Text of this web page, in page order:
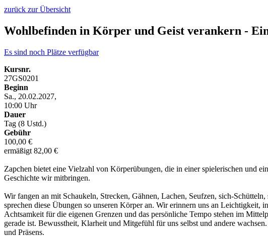
zurück zur Übersicht
Wohlbefinden in Körper und Geist verankern -
Es sind noch Plätze verfügbar
Kursnr.
27GS0201
Beginn
Sa., 20.02.2027,
10:00 Uhr
Dauer
Tag (8 Ustd.)
Gebühr
100,00 €
ermäßigt 82,00 €
Zapchen bietet eine Vielzahl von Körperübungen, die in einer spielerischen und
Geschichte wir mitbringen.
Wir fangen an mit Schaukeln, Strecken, Gähnen, Lachen, Seufzen, sich-
sprechen diese Übungen so unseren Körper an. Wir erinnern uns an Leichtigkeit,
Achtsamkeit für die eigenen Grenzen und das persönliche Tempo stehen im
gerade ist. Bewusstheit, Klarheit und Mitgefühl für uns selbst und andere
und Präsens.